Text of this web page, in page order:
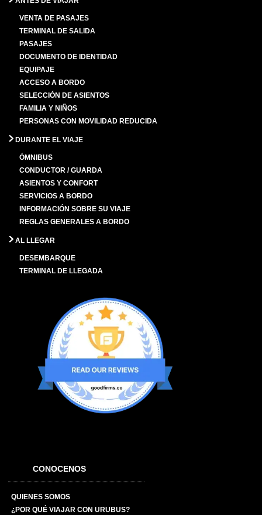
VENTA DE PASAJES
TERMINAL DE SALIDA
PASAJES
DOCUMENTO DE IDENTIDAD
EQUIPAJE
ACCESO A BORDO
SELECCIÓN DE ASIENTOS
FAMILIA Y NIÑOS
PERSONAS CON MOVILIDAD REDUCIDA
DURANTE EL VIAJE
ÓMNIBUS
CONDUCTOR / GUARDA
ASIENTOS Y CONFORT
SERVICIOS A BORDO
INFORMACIÓN SOBRE SU VIAJE
REGLAS GENERALES A BORDO
AL LLEGAR
DESEMBARQUE
TERMINAL DE LLEGADA
CONOCENOS
QUIENES SOMOS
¿POR QUÉ VIAJAR CON URUBUS?